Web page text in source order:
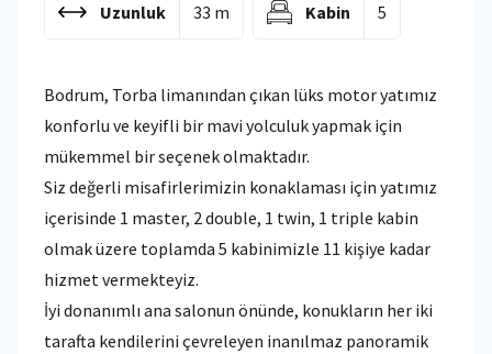
Uzunluk 33 m Kabin 5
Bodrum, Torba limanından çıkan lüks motor yatımız
konforlu ve keyifli bir mavi yolculuk yapmak için
mükemmel bir seçenek olmaktadır.
Siz değerli misafirlerimizin konaklaması için yatımız
içerisinde 1 master, 2 double, 1 twin, 1 triple kabin
olmak üzere toplamda 5 kabinimizle 11 kişiye kadar
hizmet vermekteyiz.
İyi donanımlı ana salonun önünde, konukların her iki
tarafta kendilerini çevreleyen inanılmaz panoramik